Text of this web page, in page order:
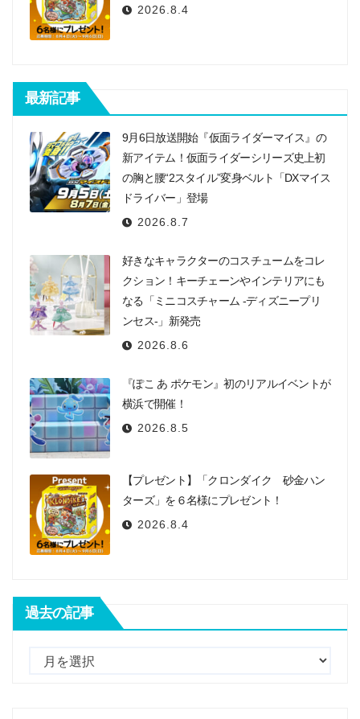
2026.8.4
最新記事
9月6日放送開始『仮面ライダーマイス』の
新アイテム！仮面ライダーシリーズ史上初
の胸と腰“2スタイル”変身ベルト「DXマイス
ドライバー」登場
2026.8.7
好きなキャラクターのコスチュームをコレ
クション！キーチェーンやインテリアにも
なる「ミニコスチャーム -ディズニープリ
ンセス-」新発売
2026.8.6
『ぽこ あ ポケモン』初のリアルイベントが
横浜で開催！
2026.8.5
【プレゼント】「クロンダイク 砂金ハン
ターズ」を６名様にプレゼント！
2026.8.4
過去の記事